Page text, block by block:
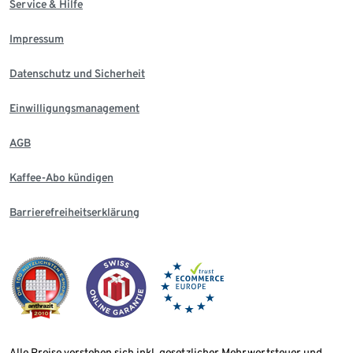
Service & Hilfe
Impressum
Datenschutz und Sicherheit
Einwilligungsmanagement
AGB
Kaffee-Abo kündigen
Barrierefreiheitserklärung